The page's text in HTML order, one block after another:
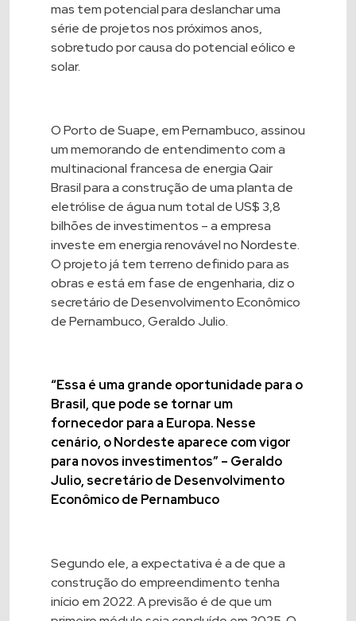
mas tem potencial para deslanchar uma
série de projetos nos próximos anos,
sobretudo por causa do potencial eólico e
solar.
OPorto de Suape, em Pernambuco, assinou
um memorando de entendimento com a
multinacional francesa de energia Qair
Brasil para a construção de uma planta de
eletrólise de água num total de US$ 3,8
bilhões de investimentos – a empresa
investe em energia renovável no Nordeste.
O projeto já tem terreno definido para as
obras e está em fase de engenharia, diz o
secretário de Desenvolvimento Econômico
de Pernambuco, Geraldo Julio.
“Essa é uma grande oportunidade para o
Brasil, que pode se tornar um
fornecedor para a Europa. Nesse
cenário, o Nordeste aparece com vigor
para novos investimentos” – Geraldo
Julio, secretário de Desenvolvimento
Econômico de Pernambuco
Segundo ele, a expectativa é a de que a
construção do empreendimento tenha
início em 2022. A previsão é de que um